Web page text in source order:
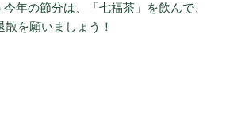
年の節分は、「七福茶」を飲んで、
を願いましょう！